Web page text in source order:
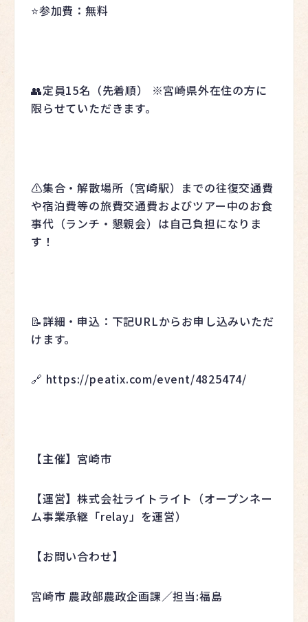
⭐️参加費：無料
👥定員15名（先着順） ※宮崎県外在住の方に
限らせていただきます。
⚠️集合・解散場所（宮崎駅）までの往復交通費
や宿泊費等の旅費交通費およびツアー中のお食
事代（ランチ・懇親会）は自己負担になりま
す！
📝詳細・申込：下記URLからお申し込みいただ
けます。
🔗 https://peatix.com/event/4825474/
【主催】宮崎市
【運営】株式会社ライトライト（オープンネー
ム事業承継「relay」を運営）
【お問い合わせ】
宮崎市 農政部農政企画課／担当:福島